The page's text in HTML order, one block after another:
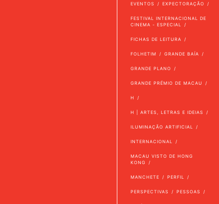
EVENTOS EXPECTORAÇÃO
FESTIVAL INTERNACIONAL DE
CINEMA - ESPECIAL
FICHAS DE LEITURA
FOLHETIM GRANDE BAÍA
GRANDE PLANO
GRANDE PRÉMIO DE MACAU
H
H | ARTES, LETRAS E IDEIAS
ILUMINAÇÃO ARTIFICIAL
INTERNACIONAL
MACAU VISTO DE HONG
KONG
MANCHETE PERFIL
PERSPECTIVAS PESSOAS